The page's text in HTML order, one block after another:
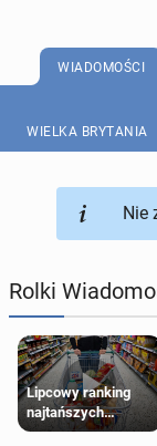
WIADOMOŚCI
WIELKA BRYTANIA
Nie
Rolki
Lipcowy ranking
najtańszych
supermarketów